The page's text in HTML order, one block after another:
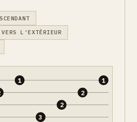
L'EXTÉRIEUR
1
3
2
2
1